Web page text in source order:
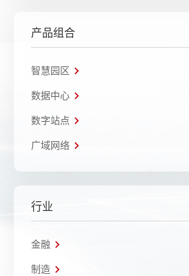
产品组合
智慧园区
数据中心
数字站点
广域网络
行业
金融
制造